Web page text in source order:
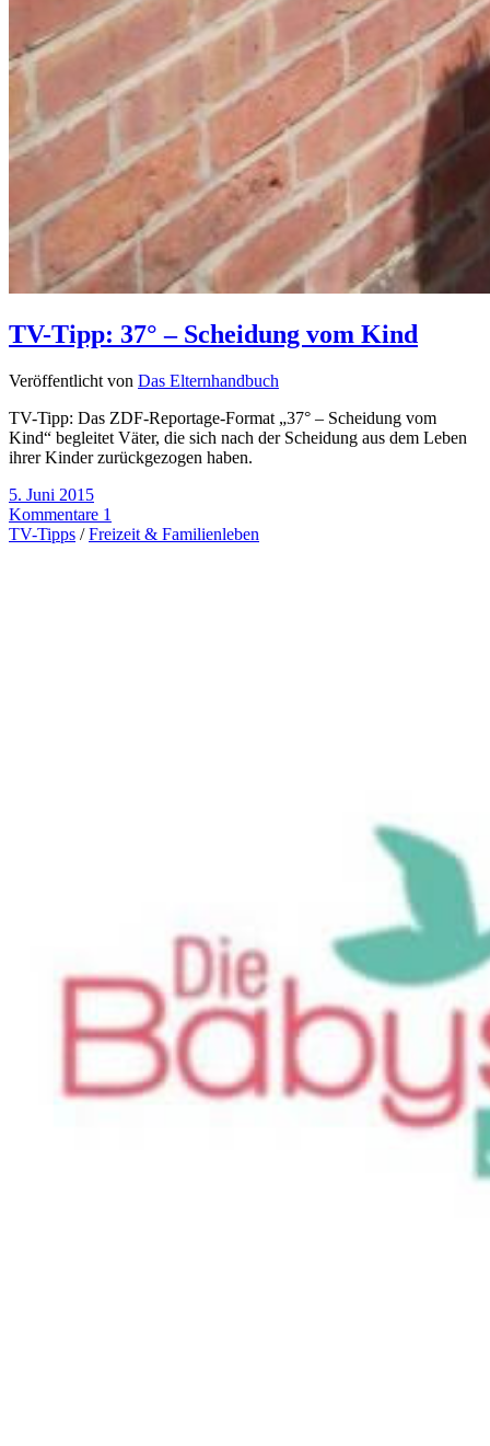
TV-Tipp: 37° – Scheidung vom Kind
Veröffentlicht von Das Elternhandbuch
TV-Tipp: Das ZDF-Reportage-Format „37° – Scheidung vom
Kind“ begleitet Väter, die sich nach der Scheidung aus dem Leben
ihrer Kinder zurückgezogen haben.
5. Juni 2015
Kommentare 1
TV-Tipps /Freizeit & Familienleben